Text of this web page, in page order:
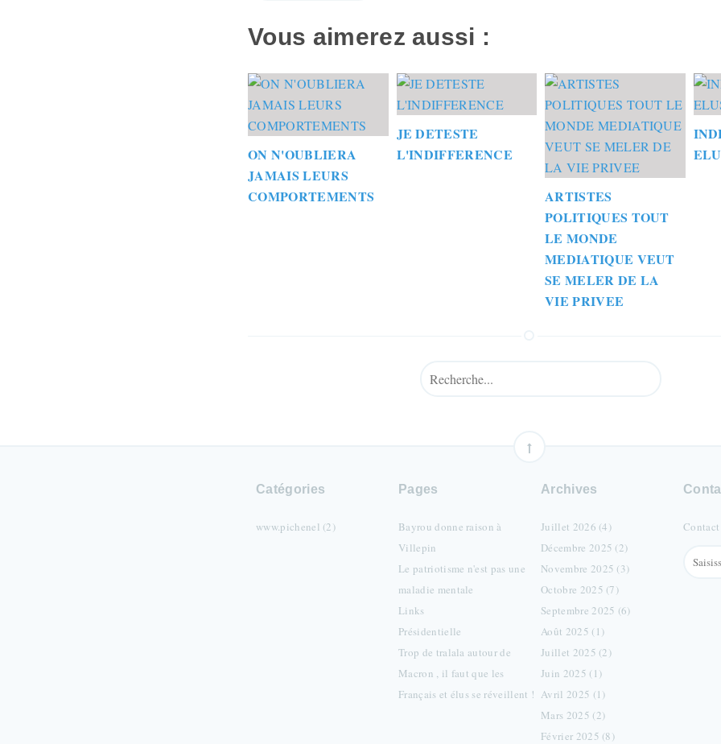
Vous aimerez aussi :
ON N'OUBLIERA
JAMAIS LEURS
COMPORTEMENTS
JE DETESTE
L'INDIFFERENCE
ARTISTES
POLITIQUES TOUT
LE MONDE
MEDIATIQUE VEUT
SE MELER DE LA
VIE PRIVEE
Catégories
www.pichenel (2)
Pages
Bayrou donne raison à
Villepin
Le patriotisme n'est pas une
maladie mentale
Links
Présidentielle
Trop de tralala autour de
Macron , il faut que les
Français et élus se réveillent !
Archives
Juillet 2026 (4)
Décembre 2025 (2)
Novembre 2025 (3)
Octobre 2025 (7)
Septembre 2025 (6)
Août 2025 (1)
Juillet 2025 (2)
Juin 2025 (1)
Avril 2025 (1)
Mars 2025 (2)
Février 2025 (8)
Contact